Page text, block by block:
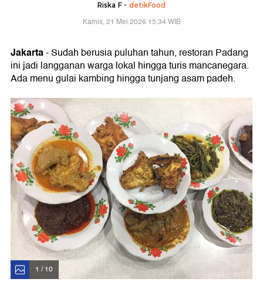
Riska F - detikFood
Kamis, 21 Mei 2026 15:34 WIB
Jakarta- Sudah berusia puluhan tahun, restoran Padang
ini jadi langganan warga lokal hingga turis mancanegara.
Ada menu gulai kambing hingga tunjang asam padeh.
1 / 10